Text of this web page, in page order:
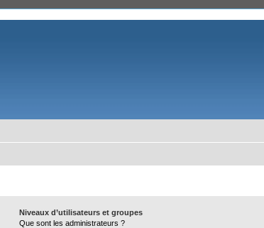
Niveaux d’utilisateurs et groupes
Que sont les administrateurs ?